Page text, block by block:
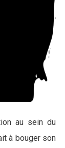
au sein du
à bouger son